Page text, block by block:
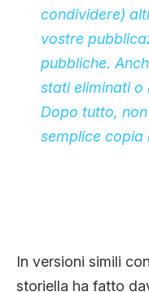
condividere)
vostre
pubbliche.
stati eliminati o
Dopo tutto,
semplice copia
In versioni simili
storiella ha fatto